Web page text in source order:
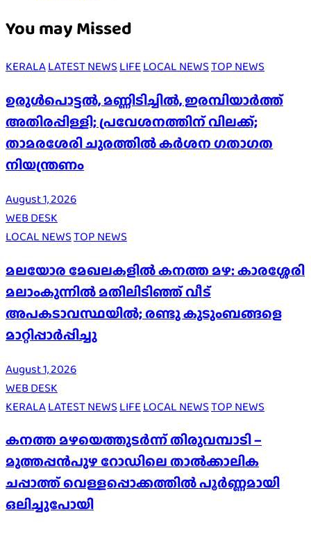
You may Missed
KERALALATEST NEWSLIFELOCAL NEWSTOP NEWS
ഉരുൾപൊട്ടൽ, മണ്ണിടിച്ചിൽ, ഇരമ്പിയാര്‍ത്ത്
അതിരപ്പിള്ളി; പ്രവേശനത്തിന് വിലക്ക്;
താമരശേരി ചുരത്തില്‍ കര്‍ശന ഗതാഗത
നിയന്ത്രണം
August 1, 2026
WEB DESK
LOCAL NEWSTOP NEWS
മലയോര മേഖലകളിൽ കനത്ത മഴ: കാരശ്ശേരി
മലാംകുന്നിൽ മതിലിടിഞ്ഞ് വീട്
അപകടാവസ്ഥയിൽ; രണ്ടു കുടുംബങ്ങളെ
മാറ്റിപ്പാർപ്പിച്ചു
August 1, 2026
WEB DESK
KERALALATEST NEWS LIFE LOCAL NEWSTOP NEWS
കനത്ത മഴയെത്തുടർന്ന് തിരുവമ്പാടി –
മുത്തപ്പൻപുഴ റോഡിലെ താൽക്കാലിക
ചപ്പാത്ത് വെള്ളപ്പൊക്കത്തിൽ പൂർണ്ണമായി
ഒലിച്ചുപോയി